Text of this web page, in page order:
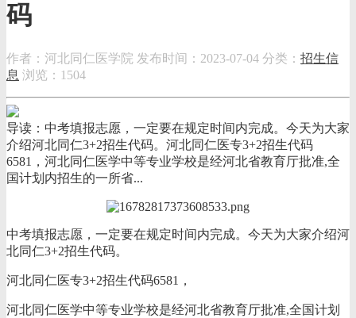
码
作者：河北同仁医学院 发布时间：2023-07-04 分类： 招生信
息 浏览：1504
导读：中考填报志愿，一定要在规定时间内完成。今天为大家
介绍河北同仁3+2招生代码。河北同仁医专3+2招生代码
6581，河北同仁医学中等专业学校是经河北省教育厅批准,全
国计划内招生的一所省...
中考填报志愿，一定要在规定时间内完成。今天为大家介绍河
北同仁3+2招生代码。
河北同仁医专3+2招生代码6581，
河北同仁医学中等专业学校是经河北省教育厅批准,全国计划